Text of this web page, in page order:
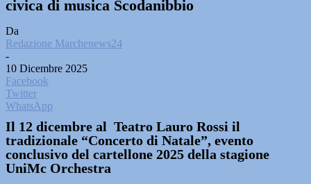
civica di musica Scodanibbio
Da
Redazione Marchenews24
-
10 Dicembre 2025
Facebook
Twitter
WhatsApp
Il 12 dicembre al Teatro Lauro Rossi il
tradizionale “Concerto di Natale”, evento
conclusivo del cartellone 2025 della stagione
UniMc Orchestra